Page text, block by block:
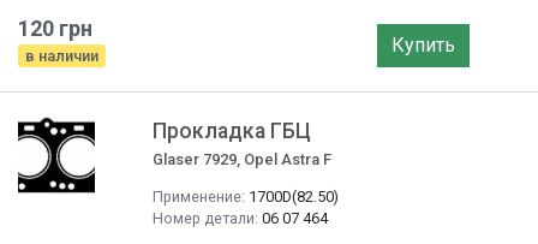
120 грн
в наличии Купить
Прокладка ГБЦ
Glaser 7929, Opel Astra F
Применение: 1700D(82.50)
Номер детали: 06 07 464